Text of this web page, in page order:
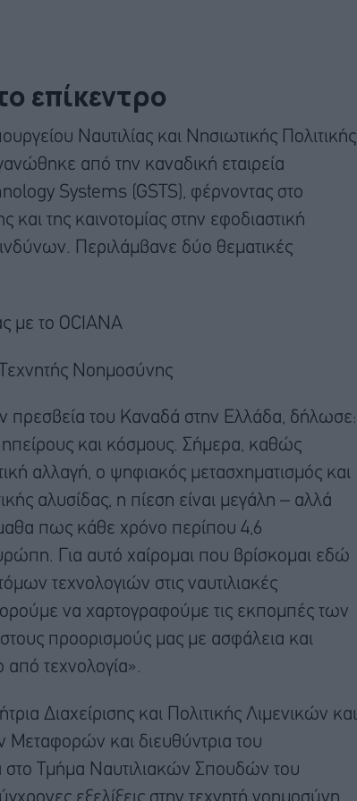
επίκεντρο
Ναυτιλίας και Νησιωτικής Πολιτικής
από την καναδική εταιρεία
Systems (GSTS), φέρνοντας στο
της καινοτομίας στην εφοδιαστική
Περιλάμβανε δύο θεματικές
με το OCIANA
Νοημοσύνης
πρεσβεία του Καναδά στην Ελλάδα, δήλωσε:
και κόσμους. Σήμερα, καθώς
αλλαγή, ο ψηφιακός μετασχηματισμός και
αλυσίδας, η πίεση είναι μεγάλη – αλλά
πως κάθε χρόνο περίπου 4,6
Για αυτό χαίρομαι που βρίσκομαι εδώ
τεχνολογιών στις ναυτιλιακές
να χαρτογραφούμε τις εκπομπές των
προορισμούς μας με ασφάλεια και
από τεχνολογία».
Διαχείρισης και Πολιτικής Λιμενικών και
και διευθύντρια του
στο Τμήμα Ναυτιλιακών Σπουδών του
εξελίξεις στην τεχνητή νοημοσύνη